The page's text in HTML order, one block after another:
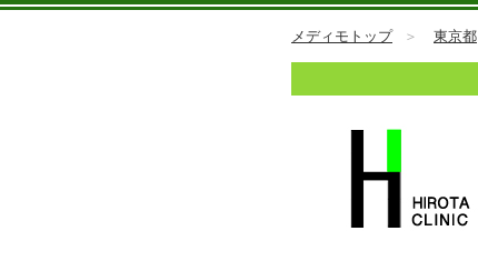
メディモトップ ＞ 東京都